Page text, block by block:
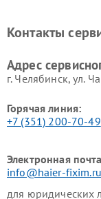
Ремонт роботов-
Контакты
Адрес
г. Челябинск, ул.
Горячая линия:
+7 (351) 200-70-49
Электронная
info@haier-fixim.ru
для юридических